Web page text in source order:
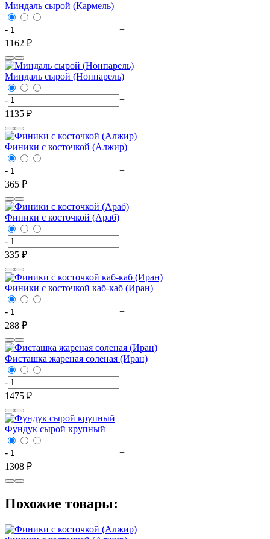
Миндаль сырой (Кармель)
-
+
1162 ₽
Миндаль сырой (Нонпарель)
-
+
1135 ₽
Финики с косточкой (Алжир)
-
+
365 ₽
Финики с косточкой (Араб)
-
+
335 ₽
Финики с косточкой каб-каб (Иран)
-
+
288 ₽
Фисташка жареная соленая (Иран)
-
+
1475 ₽
Фундук сырой крупный
-
+
1308 ₽
Похожие товары: